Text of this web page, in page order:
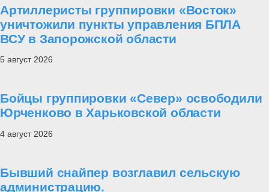
Артиллеристы группировки «Восток»
уничтожили пункты управления БПЛА
ВСУ в Запорожской области
5 август 2026
Бойцы группировки «Север» освободили
Юрченково в Харьковской области
4 август 2026
Бывший снайпер возглавил сельскую
администрацию.